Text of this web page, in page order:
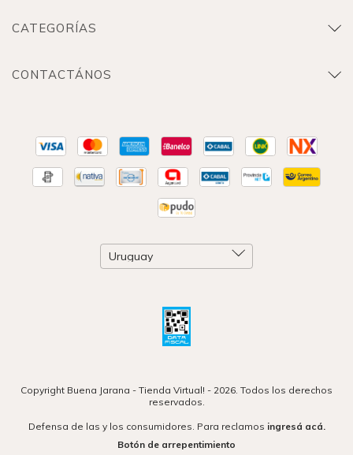
CATEGORÍAS
CONTACTÁNOS
Copyright Buena Jarana - Tienda Virtual! - 2026. Todos los derechos
reservados.
Defensa de las y los consumidores. Para reclamos ingresá acá.
Botón de arrepentimiento